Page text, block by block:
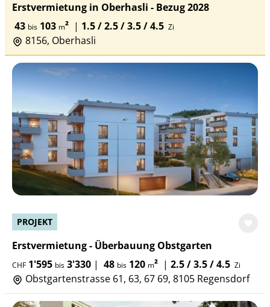
Erstvermietung in Oberhasli - Bezug 2028
43 bis 103 m² | 1.5 / 2.5 / 3.5 / 4.5 Zi
8156, Oberhasli
PROJEKT
Erstvermietung - Überbauung Obstgarten
CHF 1'595 bis 3'330 | 48 bis 120 m² | 2.5 / 3.5 / 4.5 Zi
Obstgartenstrasse 61, 63, 67 69, 8105 Regensdorf